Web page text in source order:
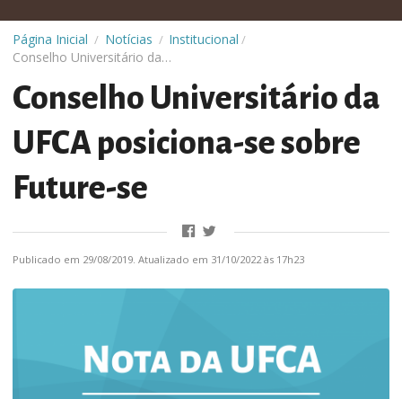
Página Inicial / Notícias / Institucional /
Conselho Universitário da UFCA posiciona-se sobre Future-se
Conselho Universitário da
UFCA posiciona-se sobre
Future-se
Publicado em 29/08/2019. Atualizado em 31/10/2022 às 17h23